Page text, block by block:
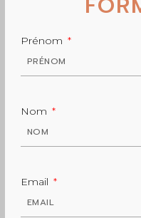
Prénom
Nom
Email